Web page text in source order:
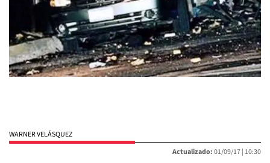
WARNER VELÁSQUEZ
Actualizado:01/09/17 | 10:30